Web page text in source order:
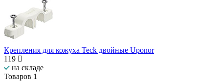
Крепления для кожуха Teck двойные Uponor
119
на складе
Товаров 1